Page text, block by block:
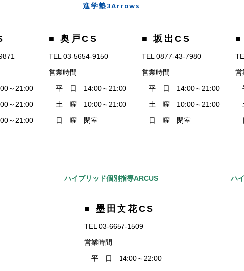
進学塾3Arrows
21:00
21:00
21:00
■ 奥戸CS
TEL 03-5654-9150
営業時間
平 日 14:00～21:00
土 曜 10:00～21:00
日 曜 閉室
■ 坂出CS
TEL 0877-43-7980
営業時間
平 日 14:00～21:00
土 曜 10:00～21:00
日 曜 閉室
■
営
ハイブリッド個別指導ARCUS
■ 墨田文花CS
TEL 03-6657-1509
営業時間
平 日 14:00～22:00
ハ